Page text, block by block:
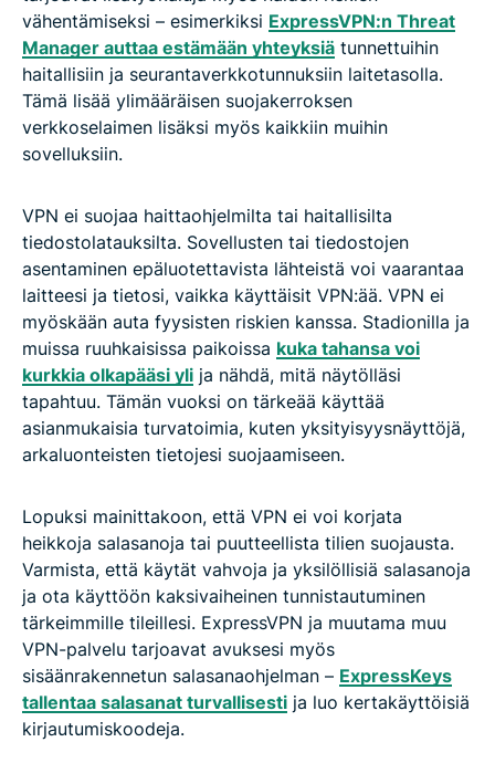
vähentämiseksi – esimerkiksi ExpressVPN:n Threat
Manager auttaa estämään yhteyksiä tunnettuihin
haitallisiin ja seurantaverkkotunnuksiin laitetasolla.
Tämä lisää ylimääräisen suojakerroksen
verkkoselaimen lisäksi myös kaikkiin muihin
sovelluksiin.
VPN ei suojaa haittaohjelmilta tai haitallisilta
tiedostolatauksilta. Sovellusten tai tiedostojen
asentaminen epäluotettavista lähteistä voi vaarantaa
laitteesi ja tietosi, vaikka käyttäisit VPN:ää. VPN ei
myöskään auta fyysisten riskien kanssa. Stadionilla ja
muissa ruuhkaisissa paikoissa kuka tahansa voi
kurkkia olkapääsi yli ja nähdä, mitä näytölläsi
tapahtuu. Tämän vuoksi on tärkeää käyttää
asianmukaisia turvatoimia, kuten yksityisyysnäyttöjä,
arkaluonteisten tietojesi suojaamiseen.
Lopuksi mainittakoon, että VPN ei voi korjata
heikkoja salasanoja tai puutteellista tilien suojausta.
Varmista, että käytät vahvoja ja yksilöllisiä salasanoja
ja ota käyttöön kaksivaiheinen tunnistautuminen
tärkeimmille tileillesi. ExpressVPN ja muutama muu
VPN-palvelu tarjoavat avuksesi myös
sisäänrakennetun salasanaohjelman – ExpressKeys
tallentaa salasanat turvallisesti ja luo kertakäyttöisiä
kirjautumiskoodeja.